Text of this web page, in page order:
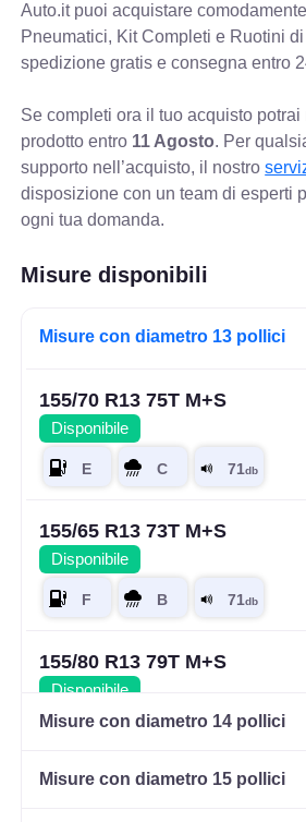
Auto.it puoi acquistare
Pneumatici, Kit Completi e Ruotini
spedizione gratis e consegna entro
Se completi ora il tuo acquisto
prodotto entro 11 Agosto. Per
supporto nell’acquisto, il nostro
disposizione con un team di esperti
ogni tua domanda.
Misure disponibili
Misure con diametro 13 pollici
155/70 R13 75T M+S
Disponibile
155/65 R13 73T M+S
Disponibile
155/80 R13 79T M+S
Disponibile
165/70 R13 79T M+S
Misure con diametro 14 pollici
Misure con diametro 15 pollici